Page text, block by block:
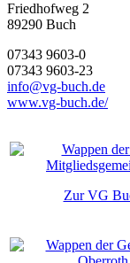
Friedhofweg 2
89290 Buch
07343 9603-0
07343 9603-23
info@vg-buch.de
www.vg-buch.de/
Zur VG